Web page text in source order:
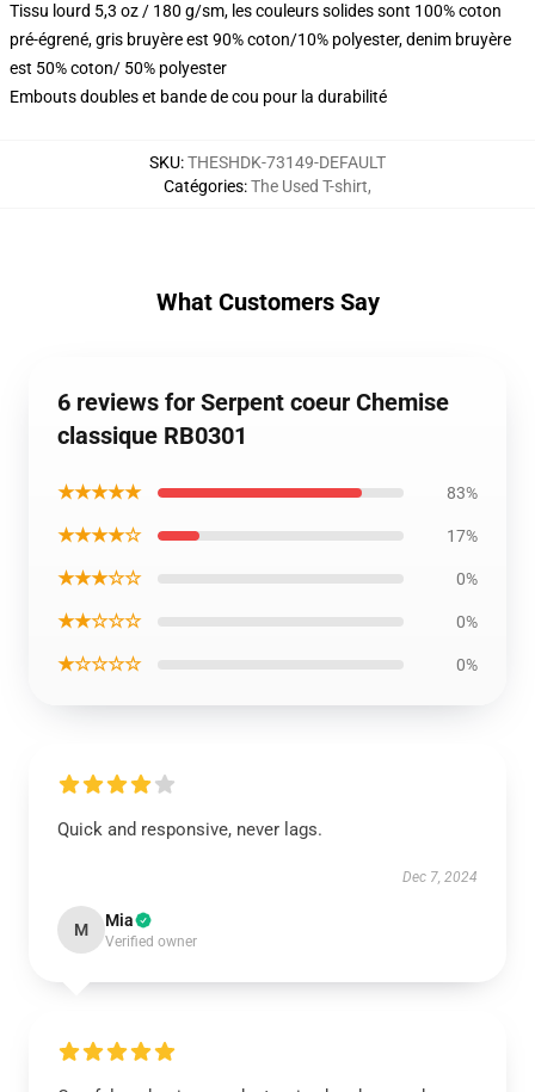
Tissu lourd 5,3 oz / 180 g/sm, les couleurs solides sont 100% coton
pré-égrené, gris bruyère est 90% coton/10% polyester, denim bruyère
est 50% coton/ 50% polyester
Embouts doubles et bande de cou pour la durabilité
SKU:THESHDK-73149-DEFAULT
Catégories:The Used T-shirt,
What Customers Say
6 reviews for Serpent coeur Chemise
classique RB0301
★★★★★ 83%
★★★★☆ 17%
★★★☆☆ 0%
★★☆☆☆ 0%
★☆☆☆☆ 0%
Quick and responsive, never lags.
Dec 7, 2024
M Mia
Verified owner